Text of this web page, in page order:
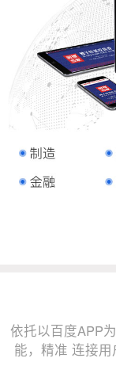
依托以百度APP
能，精准 连接